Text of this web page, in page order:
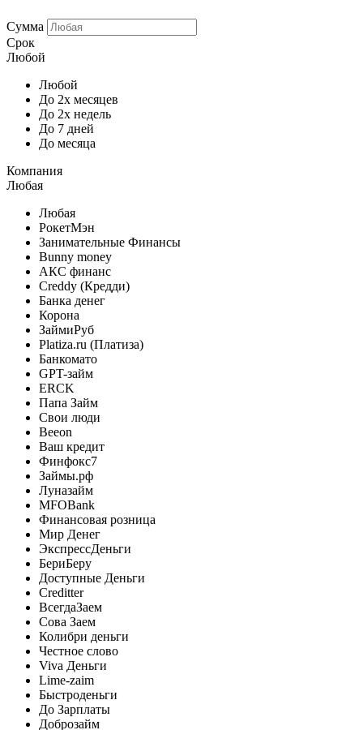
Сумма
Срок
Любой
Любой
До 2х месяцев
До 2х недель
До 7 дней
До месяца
Компания
Любая
Любая
РокетМэн
Занимательные Финансы
Bunny money
АКС финанс
Creddy (Кредди)
Банка денег
Корона
ЗаймиРуб
Platiza.ru (Платиза)
Банкомато
GPT-займ
ERCK
Папа Займ
Свои люди
Beeon
Ваш кредит
Финфокс7
Займы.рф
Луназайм
MFOBank
Финансовая розница
Мир Денег
ЭкспрессДеньги
БериБеру
Доступные Деньги
Creditter
ВсегдаЗаем
Сова Заем
Колибри деньги
Честное слово
Viva Деньги
Lime-zaim
Быстроденьги
До Зарплаты
Доброзайм